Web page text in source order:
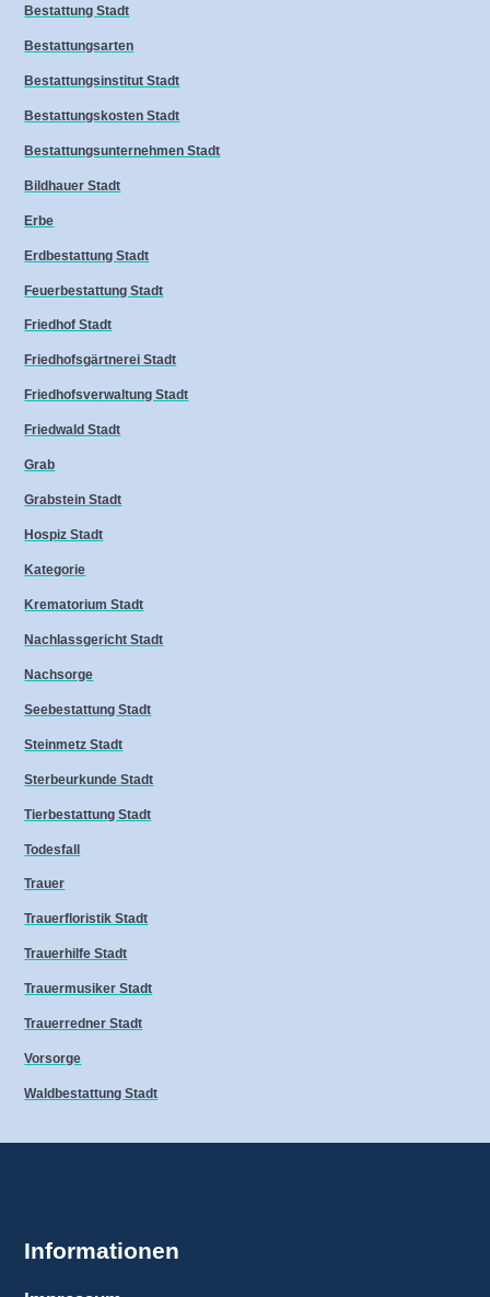
Bestattung Stadt
Bestattungsarten
Bestattungsinstitut Stadt
Bestattungskosten Stadt
Bestattungsunternehmen Stadt
Bildhauer Stadt
Erbe
Erdbestattung Stadt
Feuerbestattung Stadt
Friedhof Stadt
Friedhofsgärtnerei Stadt
Friedhofsverwaltung Stadt
Friedwald Stadt
Grab
Grabstein Stadt
Hospiz Stadt
Kategorie
Krematorium Stadt
Nachlassgericht Stadt
Nachsorge
Seebestattung Stadt
Steinmetz Stadt
Sterbeurkunde Stadt
Tierbestattung Stadt
Todesfall
Trauer
Trauerfloristik Stadt
Trauerhilfe Stadt
Trauermusiker Stadt
Trauerredner Stadt
Vorsorge
Waldbestattung Stadt
Informationen